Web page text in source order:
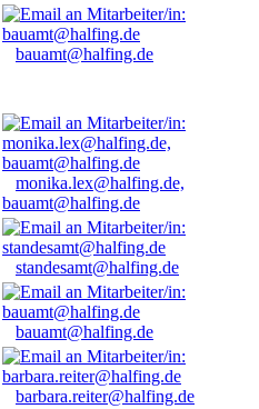
bauamt@halfing.de
monika.lex@halfing.de,
bauamt@halfing.de
standesamt@halfing.de
bauamt@halfing.de
barbara.reiter@halfing.de